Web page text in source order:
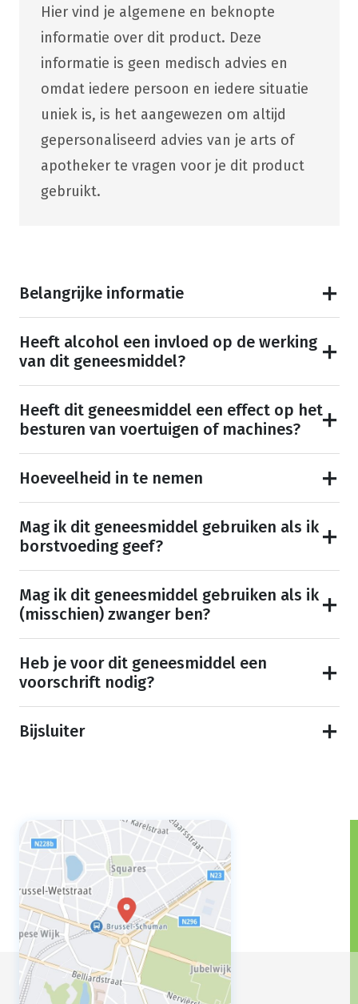
Hier vind je algemene en beknopte
informatie over dit product. Deze
informatie is geen medisch advies en
omdat iedere persoon en iedere situatie
uniek is, is het aangewezen om altijd
gepersonaliseerd advies van je arts of
apotheker te vragen voor je dit product
gebruikt.
Belangrijke informatie
Heeft alcohol een invloed op de werking
van dit geneesmiddel?
Heeft dit geneesmiddel een effect op het
besturen van voertuigen of machines?
Hoeveelheid in te nemen
Mag ik dit geneesmiddel gebruiken als ik
borstvoeding geef?
Mag ik dit geneesmiddel gebruiken als ik
(misschien) zwanger ben?
Heb je voor dit geneesmiddel een
voorschrift nodig?
Bijsluiter